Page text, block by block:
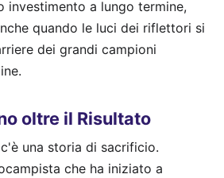
investimento a lungo termine,
quando le luci dei riflettori si
dei grandi campioni
oltre il Risultato
una storia di sacrificio.
che ha iniziato a